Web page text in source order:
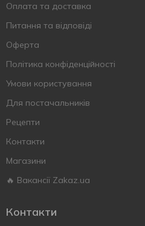
Оплата та доставка
Питання та відповіді
Оферта
Політика конфіденційності
Умови користування
Для постачальників
Рецепти
Контакти
Магазини
🔥 Вакансії Zakaz.ua
Контакти